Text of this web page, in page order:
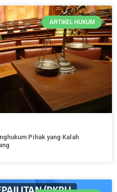
ARTIKEL HUKUM
Pihak yang Kalah